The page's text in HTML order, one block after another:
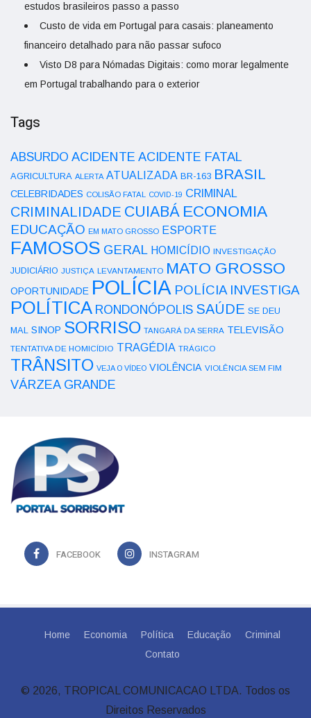
estudos brasileiros passo a passo
Custo de vida em Portugal para casais: planeamento
financeiro detalhado para não passar sufoco
Visto D8 para Nómadas Digitais: como morar legalmente
em Portugal trabalhando para o exterior
Tags
ABSURDO ACIDENTE ACIDENTE FATAL
AGRICULTURA ALERTA ATUALIZADA BR-163 BRASIL
CELEBRIDADES COLISÃO FATAL COVID-19 CRIMINAL
CRIMINALIDADE CUIABÁ ECONOMIA
EDUCAÇÃO EM MATO GROSSO ESPORTE
FAMOSOS GERAL HOMICÍDIO INVESTIGAÇÃO
JUDICIÁRIO JUSTIÇA LEVANTAMENTO MATO GROSSO
OPORTUNIDADE POLÍCIA POLÍCIA INVESTIGA
POLÍTICA RONDONÓPOLIS SAÚDE SE DEU
MAL SINOP SORRISO TANGARÁ DA SERRA TELEVISÃO
TENTATIVA DE HOMICÍDIO TRAGÉDIA TRÁGICO
TRÂNSITO VEJA O VÍDEO VIOLÊNCIA VIOLÊNCIA SEM FIM
VÁRZEA GRANDE
FACEBOOK INSTAGRAM
Home Economia Política Educação
Criminal
Contato
© 2026, TROPICAL COMUNICACAO LTDA. Todos os
Direitos Reservados